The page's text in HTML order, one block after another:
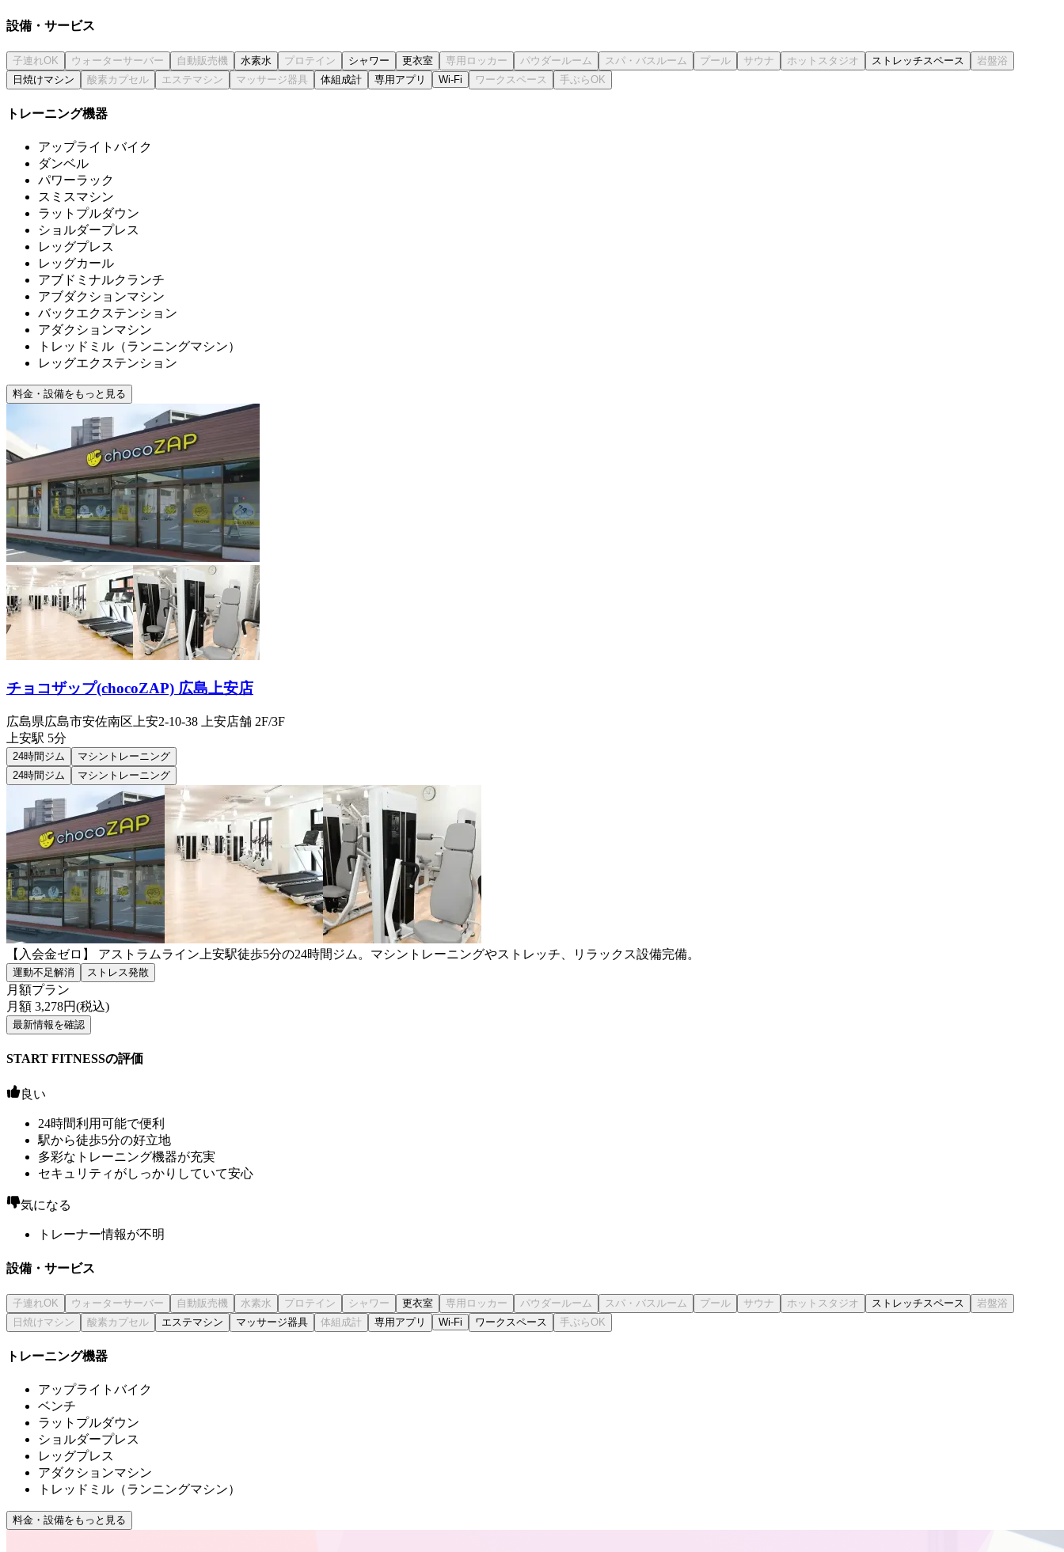
設備・サービス
水素水 シャワー 更衣室
ストレッチスペース
日焼けマシン
体組成計 専用アプリ Wi-Fi
トレーニング機器
アップライトバイク
ダンベル
パワーラック
スミスマシン
ラットプルダウン
ショルダープレス
レッグプレス
レッグカール
アブドミナルクランチ
アブダクションマシン
バックエクステンション
アダクションマシン
トレッドミル（ランニングマシン）
レッグエクステンション
料金・設備をもっと見る
チョコザップ(chocoZAP) 広島上安店
広島県広島市安佐南区上安2-10-38 上安店舗 2F/3F
上安駅 5分
24時間ジム
マシントレーニング
24時間ジム
マシントレーニング
【入会金ゼロ】 アストラムライン上安駅徒歩5分の24時間ジム。マシントレーニングやストレッチ、リラックス設備完備。
運動不足解消 ストレス発散
月額プラン
月額 3,278円(税込)
最新情報を確認
START FITNESSの評価
良い
24時間利用可能で便利
駅から徒歩5分の好立地
多彩なトレーニング機器が充実
セキュリティがしっかりしていて安心
気になる
トレーナー情報が不明
設備・サービス
更衣室
ストレッチスペース
エステマシン
マッサージ器具 専用アプリ Wi-Fi ワークスペース
トレーニング機器
アップライトバイク
ベンチ
ラットプルダウン
ショルダープレス
レッグプレス
アダクションマシン
トレッドミル（ランニングマシン）
料金・設備をもっと見る